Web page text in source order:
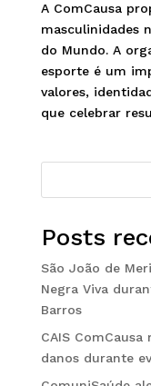
A ComCausa
masculinidades
do Mundo. A
esporte é um
valores,
que celebrar
Posts
São João de
Negra Viva
Barros
CAIS
danos durante